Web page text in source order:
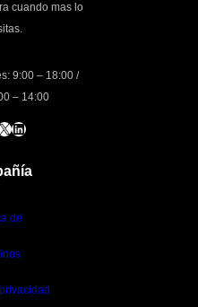
cuando mas lo
9:00 – 18:00 /
– 14:00
LinkedIn
de